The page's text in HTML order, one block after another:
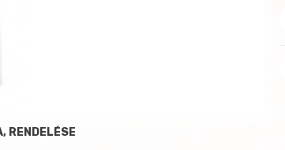
RENDELÉSE